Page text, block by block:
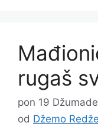
rugaš
pon 19
od Džemo